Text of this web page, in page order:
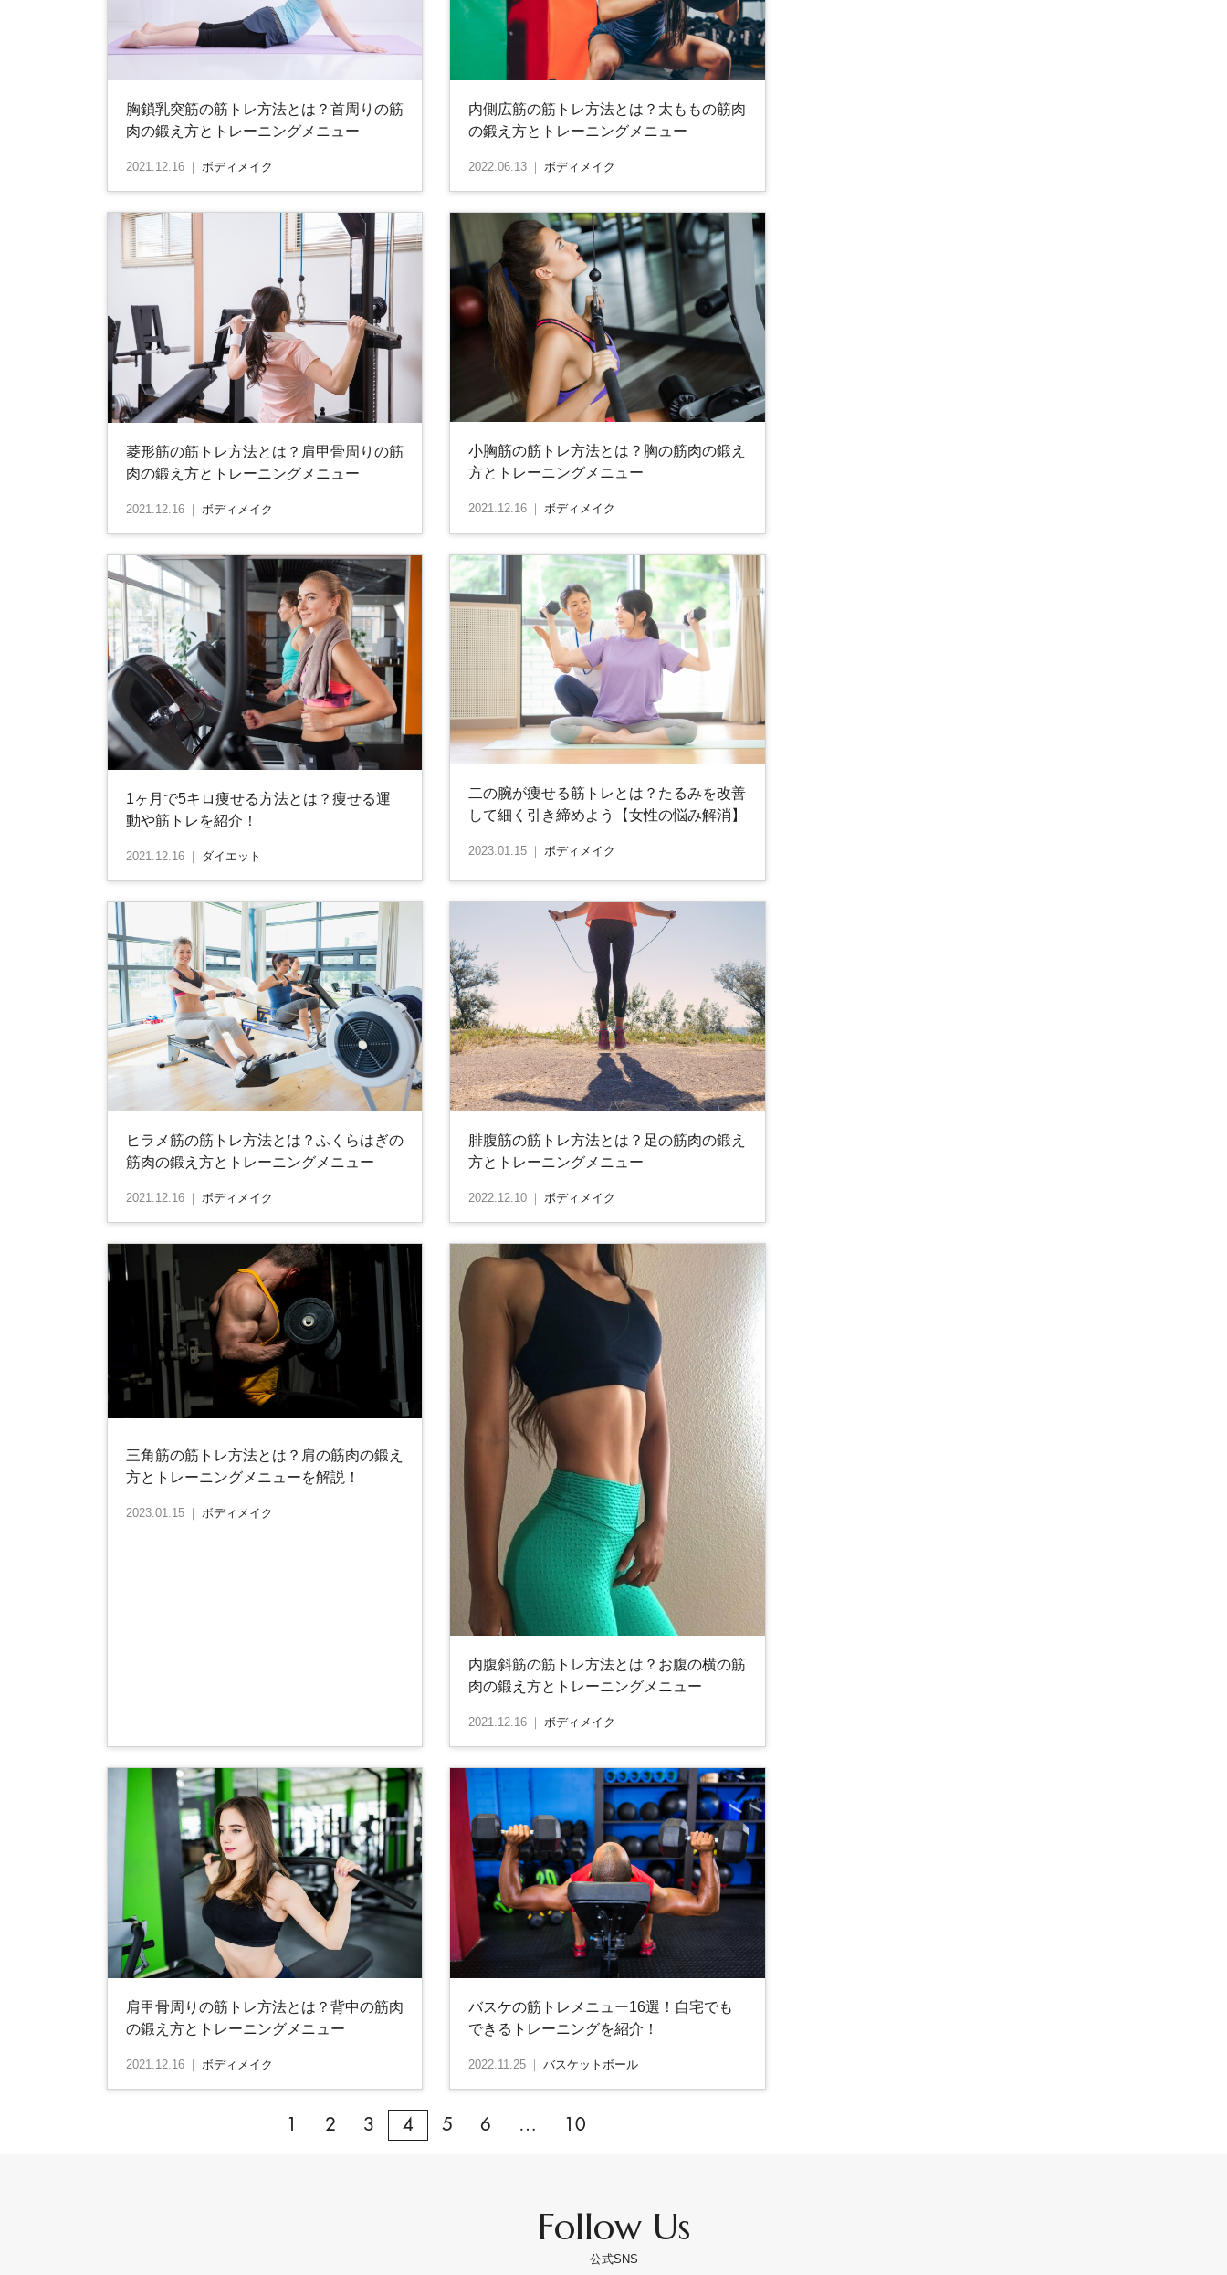
胸鎖乳突筋の筋トレ方法とは？首周りの筋
肉の鍛え方とトレーニングメニュー
2021.12.16 ｜ ボディメイク
内側広筋の筋トレ方法とは？太ももの筋肉
の鍛え方とトレーニングメニュー
2022.06.13 ｜ ボディメイク
菱形筋の筋トレ方法とは？肩甲骨周りの筋
肉の鍛え方とトレーニングメニュー
2021.12.16 ｜ ボディメイク
小胸筋の筋トレ方法とは？胸の筋肉の鍛え
方とトレーニングメニュー
2021.12.16 ｜ ボディメイク
1ヶ月で5キロ痩せる方法とは？痩せる運
動や筋トレを紹介！
2021.12.16 ｜ ダイエット
二の腕が痩せる筋トレとは？たるみを改善
して細く引き締めよう【女性の悩み解消】
2023.01.15 ｜ ボディメイク
ヒラメ筋の筋トレ方法とは？ふくらはぎの
筋肉の鍛え方とトレーニングメニュー
2021.12.16 ｜ ボディメイク
腓腹筋の筋トレ方法とは？足の筋肉の鍛え
方とトレーニングメニュー
2022.12.10 ｜ ボディメイク
三角筋の筋トレ方法とは？肩の筋肉の鍛え
方とトレーニングメニューを解説！
2023.01.15 ｜ ボディメイク
内腹斜筋の筋トレ方法とは？お腹の横の筋
肉の鍛え方とトレーニングメニュー
2021.12.16 ｜ ボディメイク
肩甲骨周りの筋トレ方法とは？背中の筋肉
の鍛え方とトレーニングメニュー
2021.12.16 ｜ ボディメイク
バスケの筋トレメニュー16選！自宅でも
できるトレーニングを紹介！
2022.11.25 ｜ バスケットボール
1 2 3 4 5 6 … 10
Follow Us
公式SNS